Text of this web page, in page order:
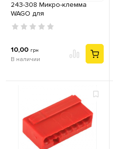
243-308 Микро-клемма
WAGO для
распределительных
коробок, 8-контактная св.-
10,00 грн
В наличии